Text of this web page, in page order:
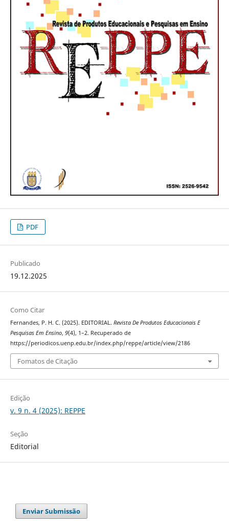
PDF
Publicado
19.12.2025
Como Citar
Fernandes, P. H. C. (2025). EDITORIAL. Revista De Produtos Educacionais E
Pesquisas Em Ensino, 9(4), 1–2. Recuperado de
https://periodicos.uenp.edu.br/index.php/reppe/article/view/2186
Fomatos de Citação
Edição
v. 9 n. 4 (2025): REPPE
Seção
Editorial
Enviar Submissão